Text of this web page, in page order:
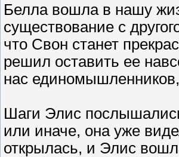
Белла вошла в нашу
существование с
что Свон станет
решил оставить ее
нас
Шаги Элис
или иначе, она уже
открылась, и Элис